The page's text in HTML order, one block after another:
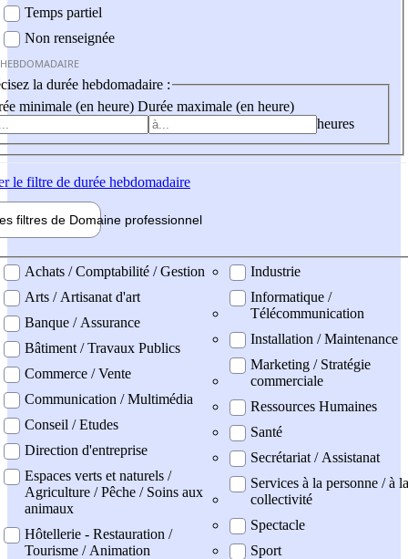
Temps partiel
Non renseignée
la durée hebdomadaire :
minimale (en heure) Durée maximale (en heure)
heures
le filtre de durée hebdomadaire
filtres de Domaine professionnel
professionel
Achats / Comptabilité / Gestion
Arts / Artisanat d'art
Banque / Assurance
Bâtiment / Travaux Publics
Commerce / Vente
Communication / Multimédia
Conseil / Etudes
Direction d'entreprise
Espaces verts et naturels /
Agriculture / Pêche / Soins aux
animaux
Hôtellerie - Restauration /
Tourisme / Animation
Industrie
Informatique /
Télécommunication
Installation / Maintenance
Marketing / Stratégie
commerciale
Ressources Humaines
Santé
Secrétariat / Assistanat
Services à la personne / à la
collectivité
Spectacle
Sport